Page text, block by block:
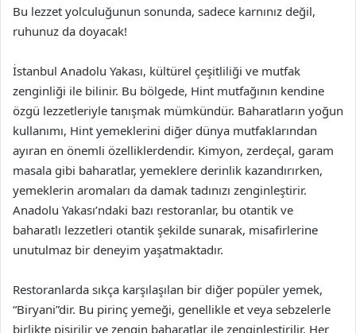
Bu lezzet yolculuğunun sonunda, sadece karnınız değil,
ruhunuz da doyacak!
İstanbul Anadolu Yakası, kültürel çeşitliliği ve mutfak
zenginliği ile bilinir. Bu bölgede, Hint mutfağının kendine
özgü lezzetleriyle tanışmak mümkündür. Baharatların yoğun
kullanımı, Hint yemeklerini diğer dünya mutfaklarından
ayıran en önemli özelliklerdendir. Kimyon, zerdeçal, garam
masala gibi baharatlar, yemeklere derinlik kazandırırken,
yemeklerin aromaları da damak tadınızı zenginleştirir.
Anadolu Yakası’ndaki bazı restoranlar, bu otantik ve
baharatlı lezzetleri otantik şekilde sunarak, misafirlerine
unutulmaz bir deneyim yaşatmaktadır.
Restoranlarda sıkça karşılaşılan bir diğer popüler yemek,
“Biryani”dir. Bu pirinç yemeği, genellikle et veya sebzelerle
birlikte pişirilir ve zengin baharatlar ile zenginleştirilir. Her